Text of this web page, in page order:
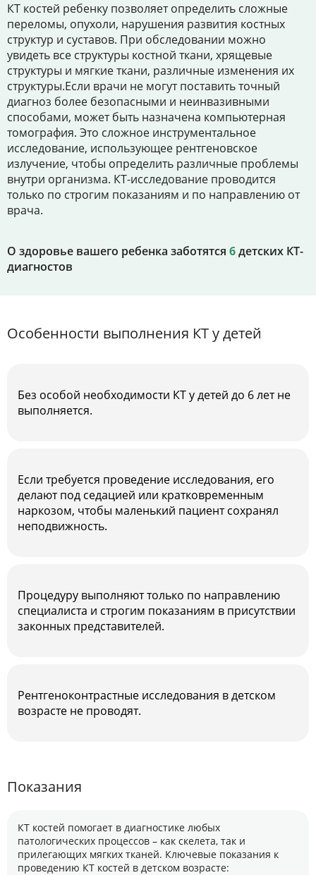
КТ костей ребенку позволяет определить сложные
переломы, опухоли, нарушения развития костных
структур и суставов. При обследовании можно
увидеть все структуры костной ткани, хрящевые
структуры и мягкие ткани, различные изменения их
структуры.Если врачи не могут поставить точный
диагноз более безопасными и неинвазивными
способами, может быть назначена компьютерная
томография. Это сложное инструментальное
исследование, использующее рентгеновское
излучение, чтобы определить различные проблемы
внутри организма. КТ-исследование проводится
только по строгим показаниям и по направлению от
врача.
О здоровье вашего ребенка заботятся 6детских КТ-
диагностов
Особенности выполнения КТ у детей
Без особой необходимости КТ у детей до 6 лет не
выполняется.
Если требуется проведение исследования, его
делают под седацией или кратковременным
наркозом, чтобы маленький пациент сохранял
неподвижность.
Процедуру выполняют только по направлению
специалиста и строгим показаниям в присутствии
законных представителей.
Рентгеноконтрастные исследования в детском
возрасте не проводят.
Показания
КТ костей помогает в диагностике любых
патологических процессов – как скелета, так и
прилегающих мягких тканей. Ключевые показания к
проведению КТ костей в детском возрасте:
+7 (812) 435-55-55
Записаться на приём